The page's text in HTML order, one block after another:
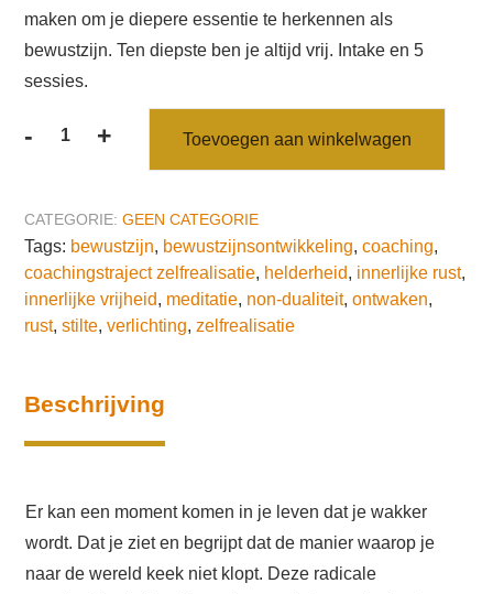
maken om je diepere essentie te herkennen als
bewustzijn. Ten diepste ben je altijd vrij. Intake en 5
sessies.
-Coachingstraject
+ Toevoegen aan winkelwagen
CATEGORIE: GEEN CATEGORIE
Tags: bewustzijn, bewustzijnsontwikkeling, coaching,
coachingstraject zelfrealisatie, helderheid, innerlijke rust,
innerlijke vrijheid, meditatie, non-dualiteit, ontwaken,
rust, stilte, verlichting, zelfrealisatie
Beschrijving
Er kan een moment komen in je leven dat je wakker
wordt. Dat je ziet en begrijpt dat de manier waarop je
naar de wereld keek niet klopt. Deze radicale